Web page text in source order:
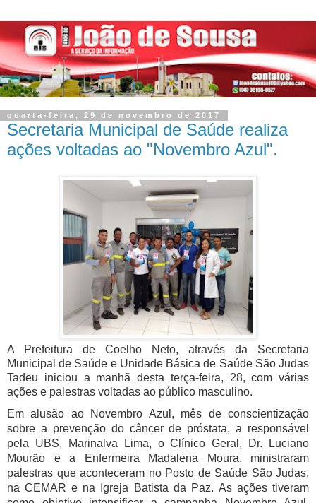
quarta-feira, 29 de novembro de 2017
Secretaria Municipal de Saúde realiza
ações voltadas ao "Novembro Azul".
A Prefeitura de Coelho Neto, através da Secretaria
Municipal de Saúde e Unidade Básica de Saúde São Judas
Tadeu iniciou a manhã desta terça-feira, 28, com várias
ações e palestras voltadas ao público masculino.
Em alusão ao Novembro Azul, mês de conscientização
sobre a prevenção do câncer de próstata, a responsável
pela UBS, Marinalva Lima, o Clínico Geral, Dr. Luciano
Mourão e a Enfermeira Madalena Moura, ministraram
palestras que aconteceram no Posto de Saúde São Judas,
na CEMAR e na Igreja Batista da Paz. As ações tiveram